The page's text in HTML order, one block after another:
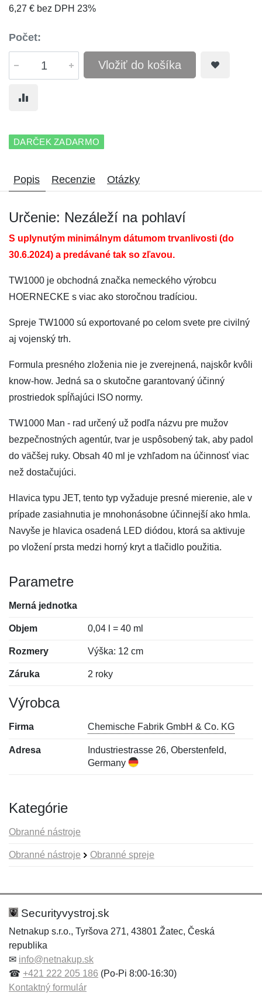
6,27 € bez DPH 23%
Počet:
Vložiť do košíka
DARČEK ZADARMO
Popis Recenzie Otázky
Určenie: Nezáleží na pohlaví
S uplynutým minimálnym dátumom trvanlivosti (do
30.6.2024) a predávané tak so zľavou.
TW1000 je obchodná značka nemeckého výrobcu
HOERNECKE s viac ako storočnou tradíciou.
Spreje TW1000 sú exportované po celom svete pre civilný
aj vojenský trh.
Formula presného zloženia nie je zverejnená, najskôr kvôli
know-how. Jedná sa o skutočne garantovaný účinný
prostriedok spĺňajúci ISO normy.
TW1000 Man - rad určený už podľa názvu pre mužov
bezpečnostných agentúr, tvar je uspôsobený tak, aby padol
do väčšej ruky. Obsah 40 ml je vzhľadom na účinnosť viac
než dostačujúci.
Hlavica typu JET, tento typ vyžaduje presné mierenie, ale v
prípade zasiahnutia je mnohonásobne účinnejší ako hmla.
Navyše je hlavica osadená LED diódou, ktorá sa aktivuje
po vložení prsta medzi horný kryt a tlačidlo použitia.
Parametre
Merná jednotka
Objem 0,04 l = 40 ml
Rozmery Výška: 12 cm
Záruka 2 roky
Výrobca
Firma Chemische Fabrik GmbH & Co. KG
Adresa
Industriestrasse 26, Oberstenfeld,
Germany
Kategórie
Obranné nástroje
Obranné nástroje Obranné spreje
Hodnotenie:
Meno:*
Meno:
E-mail:*
Securityvystroj.sk
Netnakup s.r.o., Tyršova 271, 43801 Žatec, Česká
republika
✉ info@netnakup.sk
☎ +421 222 205 186 (Po-Pi 8:00-16:30)
Kontaktný formulár